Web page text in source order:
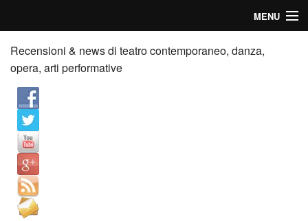
MENU
Home
Recensioni
Anticipazioni
News
Palazzi consiglia
Video
Recensioni & news di teatro contemporaneo, danza,
opera, arti performative